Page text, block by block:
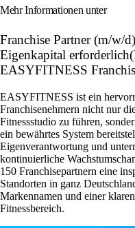
Mehr Informationen unter
Franchise Partner (m/w/
Eigenkapital
EASYFITNESS
EASYFITNESS ist ein
Franchisenehmern nicht nur
Fitnessstudio zu führen,
ein bewährtes System
Eigenverantwortung und
kontinuierliche
150 Franchisepartnern eine
Standorten in ganz
Markennamen und einer
Fitnessbereich.